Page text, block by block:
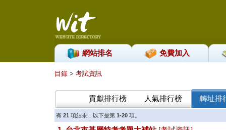
網站排名 免費加入
目錄 > 考試資訊
貢獻排行榜 人氣排行榜 轉址排
有 21 項結果，以下是第 1-20項。